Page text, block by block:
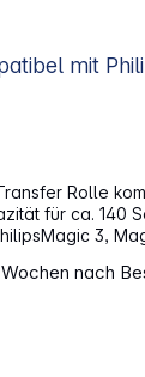
P4 kompatibel mit
Rolle
3 Voice DECT,
SMS,nach